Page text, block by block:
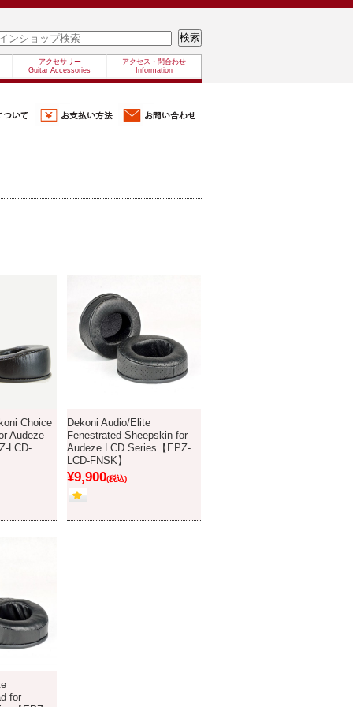
アクセサリー
Guitar Accessories
アクセス・問合わせ
Information
Choice
Audeze
LCD-
Dekoni Audio/Elite
Fenestrated Sheepskin for
Audeze LCD Series【EPZ-
LCD-FNSK】
¥9,900(税込)
for